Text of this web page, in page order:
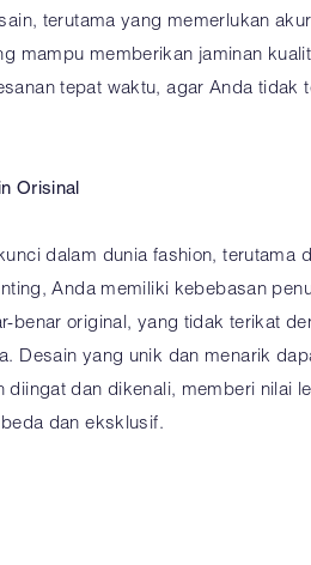
terutama yang memerlukan
mampu memberikan jaminan
tepat waktu, agar Anda tidak
Orisinal
dalam dunia fashion, terutama
Anda memiliki kebebasan
benar original, yang tidak terikat
Desain yang unik dan menarik
diingat dan dikenali, memberi nilai
dan eksklusif.